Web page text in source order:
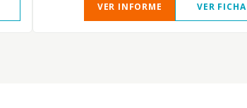
VER INFORME VER FICHA